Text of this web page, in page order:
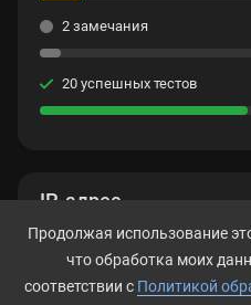
IP-адрес
104.21.59.238
2 замечания
20 успешных тестов
Продолжая использование
что обработка моих
соответствии с Политикой